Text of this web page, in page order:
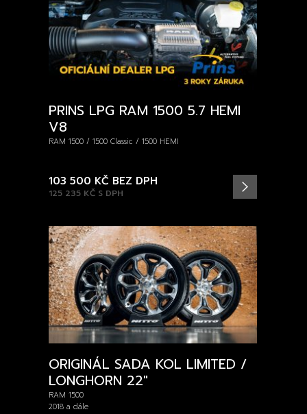
PRINS LPG RAM 1500 5.7 HEMI
V8
RAM 1500 / 1500 Classic / 1500 HEMI
125 235 KČ S DPH
103 500 KČ BEZ DPH
ORIGINÁL SADA KOL LIMITED /
LONGHORN 22″
RAM 1500
2018 a dále